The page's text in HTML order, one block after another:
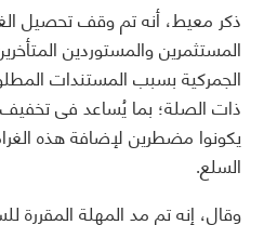
ذكر معيط، أنه تم وقف تحصيل
المستثمرين والمستوردين
الجمركية بسبب المستندات
ذات الصلة؛ بما يُساعد فى تخفيف
يكونوا مضطرين لإضافة هذه
السلع.
وقال، إنه تم مد المهلة المقررة